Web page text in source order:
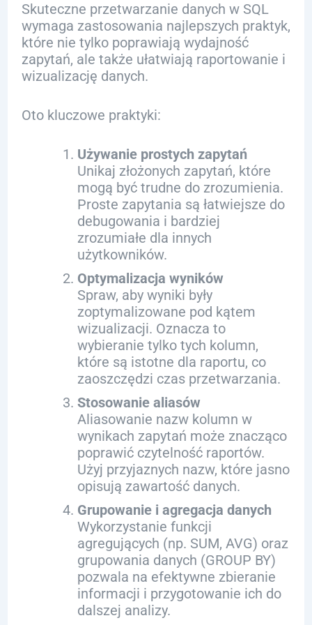
Skuteczne przetwarzanie danych w SQL
wymaga zastosowania najlepszych praktyk,
które nie tylko poprawiają wydajność
zapytań, ale także ułatwiają raportowanie i
wizualizację danych.
Oto kluczowe praktyki:
Używanie prostych zapytań
Unikaj złożonych zapytań, które
mogą być trudne do zrozumienia.
Proste zapytania są łatwiejsze do
debugowania i bardziej
zrozumiałe dla innych
użytkowników.
Optymalizacja wyników
Spraw, aby wyniki były
zoptymalizowane pod kątem
wizualizacji. Oznacza to
wybieranie tylko tych kolumn,
które są istotne dla raportu, co
zaoszczędzi czas przetwarzania.
Stosowanie aliasów
Aliasowanie nazw kolumn w
wynikach zapytań może znacząco
poprawić czytelność raportów.
Użyj przyjaznych nazw, które jasno
opisują zawartość danych.
Grupowanie i agregacja danych
Wykorzystanie funkcji
agregujących (np. SUM, AVG) oraz
grupowania danych (GROUP BY)
pozwala na efektywne zbieranie
informacji i przygotowanie ich do
dalszej analizy.